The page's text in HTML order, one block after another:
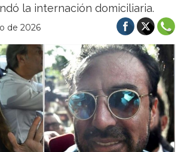
la internación domiciliaria.
de 2026